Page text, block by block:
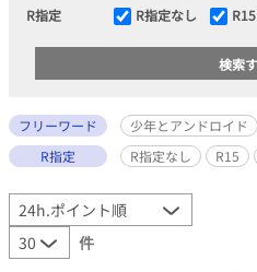
R指定 R指定なし R15
フリーワード
少年とアンドロイド
R指定
R指定なし R15
件